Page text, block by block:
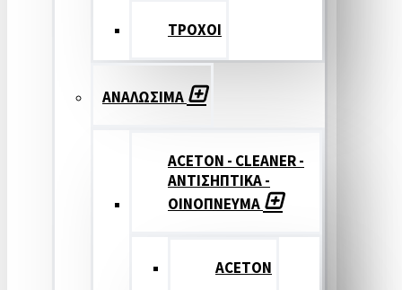
ΤΡΟΧΟΙ
ΑΝΑΛΩΣΙΜΑ
ACETON - CLEANER -
ΑΝΤΙΣΗΠΤΙΚΑ -
ΟΙΝΟΠΝΕΥΜΑ
ACETON